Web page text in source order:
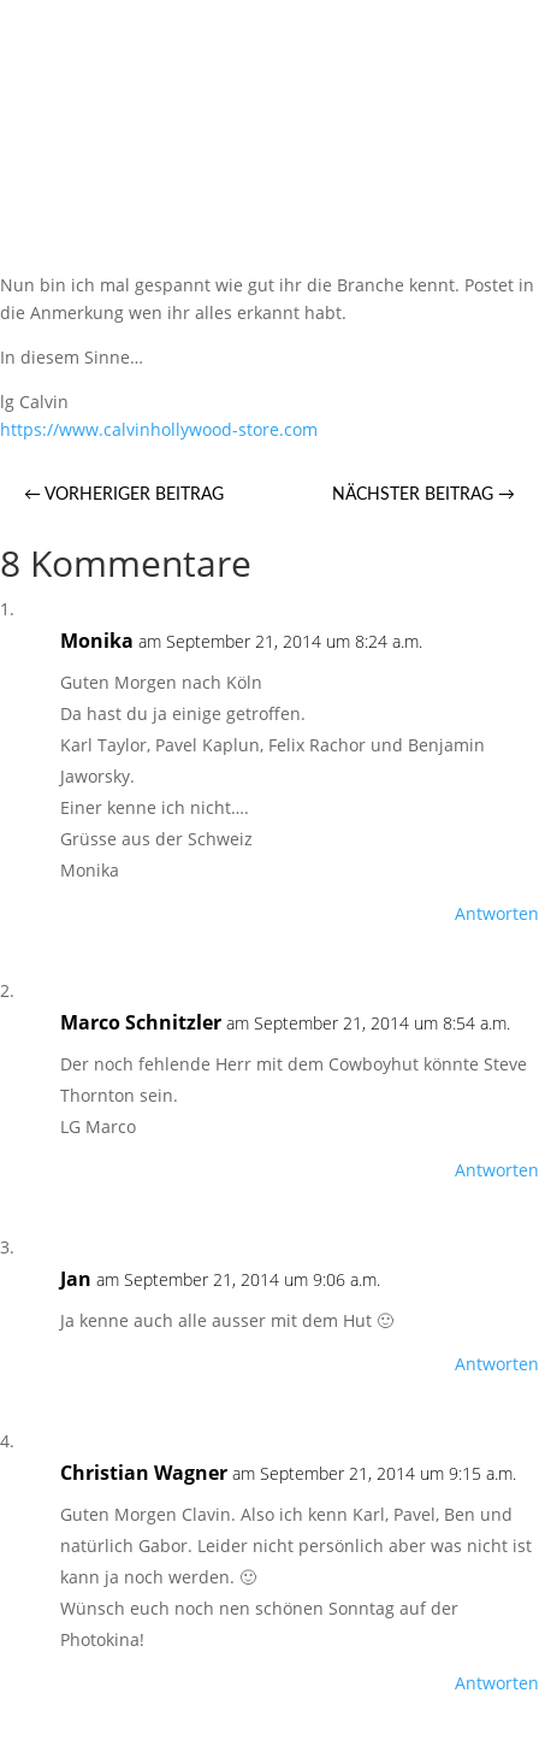
Nun bin ich mal gespannt wie gut ihr die Branche kennt. Postet in
die Anmerkung wen ihr alles erkannt habt.
In diesem Sinne…
lg Calvin
https://​www.calvinhollywood-store.com
← VORHERIGER BEITRAG NÄCHSTER BEITRAG →
8 Kommentare
Monika am September 21, 2014 um 8:24 a.m.
Guten Morgen nach Köln
Da hast du ja einige getroffen.
Karl Taylor, Pavel Kaplun, Felix Rachor und Benjamin
Jaworsky.
Einer kenne ich nicht….
Grüsse aus der Schweiz
Monika
Antworten
Marco Schnitzler am September 21, 2014 um 8:54 a.m.
Der noch fehlende Herr mit dem Cowboyhut könnte Steve
Thornton sein.
LG Marco
Antworten
Jan am September 21, 2014 um 9:06 a.m.
Ja kenne auch alle ausser mit dem Hut 🙂
Antworten
Christian Wagner am September 21, 2014 um 9:15 a.m.
Guten Morgen Clavin. Also ich kenn Karl, Pavel, Ben und
natürlich Gabor. Leider nicht persönlich aber was nicht ist
kann ja noch werden. 🙂
Wünsch euch noch nen schönen Sonntag auf der
Photokina!
Antworten